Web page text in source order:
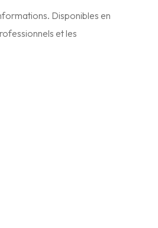
Disponibles en
et les